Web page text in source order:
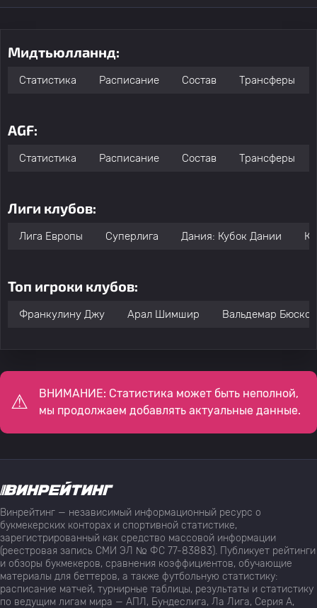
Мидтьюлланнд:
Статистика Расписание Состав Трансферы
AGF:
Статистика Расписание Состав Трансферы
Лиги клубов:
Лига Европы Суперлига Дания: Кубок Дании
Топ игроки клубов:
Франкулину Джу Арал Шимшир Вальдемар Бюсков
ВНИМАНИЕ: Статистика может быть неполной,
мы продолжаем добавлять актуальные данные.
Винрейтинг — независимый информационный ресурс о
букмекерских конторах и спортивной статистике,
зарегистрированный как средство массовой информации
(реестровая запись СМИ ЭЛ № ФС 77-83883). Публикует рейтинги
и обзоры букмекеров, сравнения коэффициентов, обучающие
материалы для беттеров, а также футбольную статистику:
расписание матчей, турнирные таблицы, результаты и статистику
по ведущим лигам мира — АПЛ, Бундеслига, Ла Лига, Серия А,